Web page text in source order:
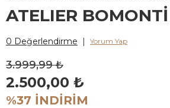
ATELIER BOMONTİ
0 Değerlendirme | Yorum Yap
3.999,99 ₺
2.500,00 ₺
%37 İNDİRİM